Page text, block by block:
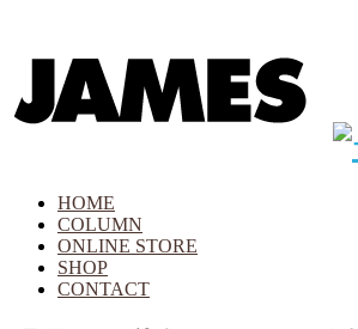
HOME
COLUMN
ONLINE STORE
SHOP
CONTACT